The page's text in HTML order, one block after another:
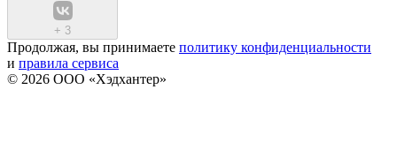
+ 3
Продолжая, вы принимаете политику конфиденциальности
и правила сервиса
© 2026 ООО «Хэдхантер»